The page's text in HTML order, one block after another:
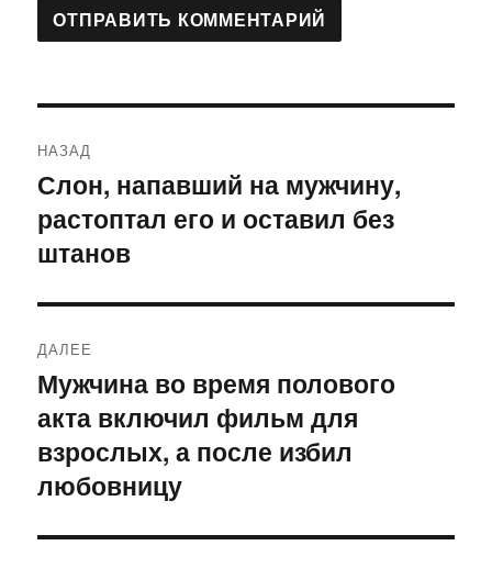
по
записям
НАЗАД
Предыдущая
запись:
Слон, напавший на мужчину,
растоптал его и оставил без
штанов
ДАЛЕЕ
Следующая
запись:
Мужчина во время полового
акта включил фильм для
взрослых, а после избил
любовницу